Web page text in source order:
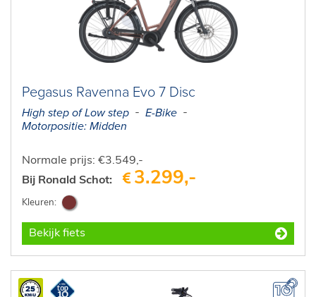
Reparatieplanner
E-Bike private shopping
Pegasus Ravenna Evo 7 Disc
High step of Low step
E-Bike
Motorpositie: Midden
Normale prijs: €3.549,-
Bij Ronald Schot:
3.299,-
Bekijk fiets